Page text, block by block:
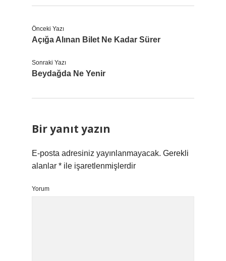
Önceki Yazı
Açığa Alınan Bilet Ne Kadar Sürer
Sonraki Yazı
Beydağda Ne Yenir
Bir yanıt yazın
E-posta adresiniz yayınlanmayacak. Gerekli
alanlar * ile işaretlenmişlerdir
Yorum